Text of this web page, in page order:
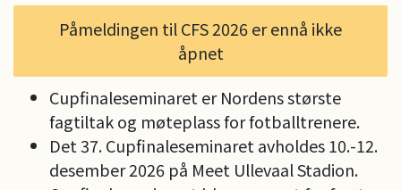
Påmeldingen til CFS 2026 er ennå ikke
åpnet
Cupfinaleseminaret er Nordens største
fagtiltak og møteplass for fotballtrenere.
Det 37. Cupfinaleseminaret avholdes 10.-12.
desember 2026 på Meet Ullevaal Stadion.